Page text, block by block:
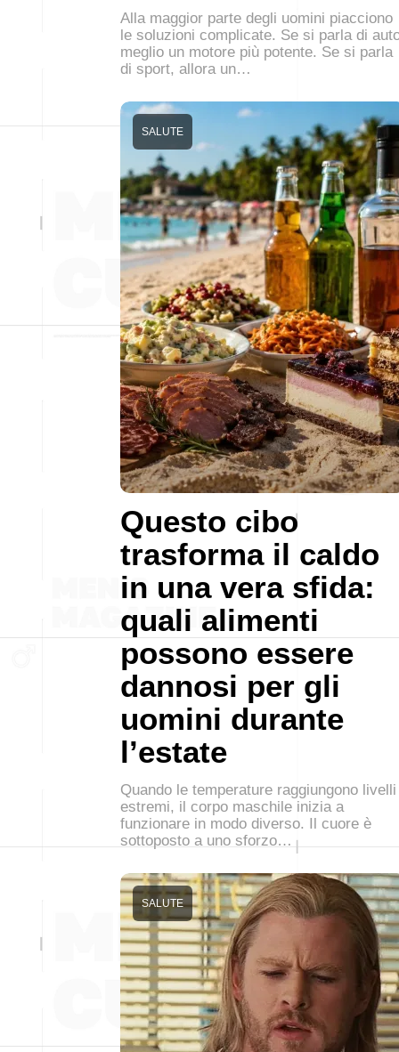
Alla maggior parte degli uomini piacciono
le soluzioni complicate. Se si parla di
meglio un motore più potente. Se si parla
di sport, allora un…
Questo cibo
trasforma il caldo
in una vera sfida:
quali alimenti
possono essere
dannosi per gli
uomini durante
l’estate
SALUTE
Quando le temperature raggiungono livelli
estremi, il corpo maschile inizia a
funzionare in modo diverso. Il cuore è
sottoposto a uno sforzo…
SALUTE